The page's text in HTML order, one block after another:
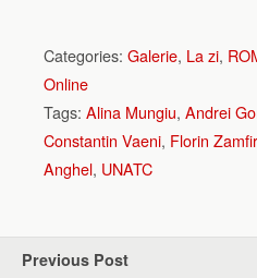
Categories: Galerie, La zi,
Online
Tags: Alina Mungiu, Andrei
Constantin Vaeni, Florin
Anghel, UNATC
Previous Post